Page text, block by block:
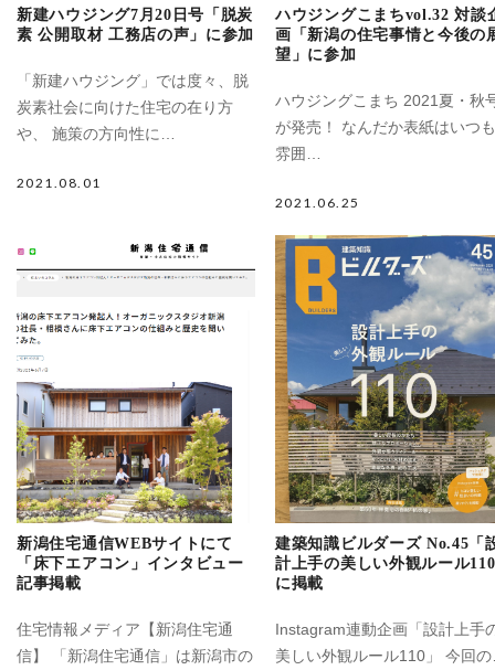
新建ハウジング7月20日号「脱炭
素 公開取材 工務店の声」に参加
「新建ハウジング」では度々、脱
炭素社会に向けた住宅の在り方
や、 施策の方向性に…
2021.08.01
ハウジングこまちvol.32 対談
画「新潟の住宅事情と今後の
望」に参加
ハウジングこまち 2021夏・秋
が発売！ なんだか表紙はいつ
雰囲…
2021.06.25
新潟住宅通信WEBサイトにて
「床下エアコン」インタビュー
記事掲載
住宅情報メディア【新潟住宅通
信】 「新潟住宅通信」は新潟市の
建築知識ビルダーズ No.45「
計上手の美しい外観ルール
に掲載
Instagram連動企画「設計上手
美しい外観ルール110」 今回